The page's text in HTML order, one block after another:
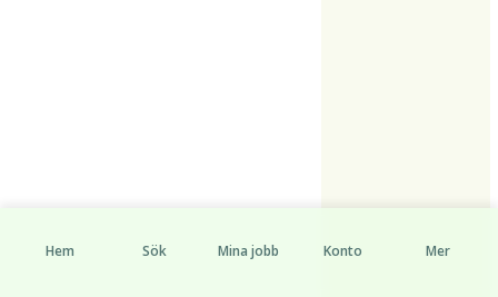
Hem Sök Mina jobb Konto Mer